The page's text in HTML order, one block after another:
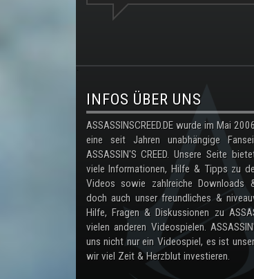
.
INFOS ÜBER UNS
ASSASSINSCREED.DE wurde im Mai
eine seit Jahren unabhängige
ASSASSIN'S CREED. Unsere Seite
viele Informationen, Hilfe & Tipps zu
Videos sowie zahlreiche Downloads
doch auch unser freundliches &
Hilfe, Fragen & Diskussionen zu
vielen anderen Videospielen.
uns nicht nur ein Videospiel, es ist
wir viel Zeit & Herzblut investieren.